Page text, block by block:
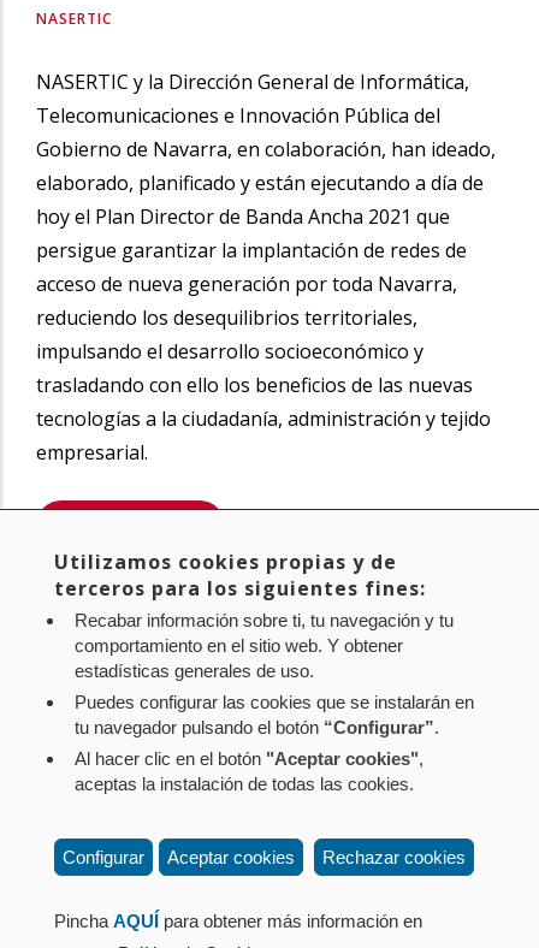
NASERTIC
NASERTIC y la Dirección General de Informática,
Telecomunicaciones e Innovación Pública del
Gobierno de Navarra, en colaboración, han ideado,
elaborado, planificado y están ejecutando a día de
hoy el Plan Director de Banda Ancha 2021 que
persigue garantizar la implantación de redes de
acceso de nueva generación por toda Navarra,
reduciendo los desequilibrios territoriales,
impulsando el desarrollo socioeconómico y
trasladando con ello los beneficios de las nuevas
tecnologías a la ciudadanía, administración y tejido
empresarial.
TwitterFacebook
Política de privacidad
Política de cookies
Contacto: Paseo de Sarasate nº 38, 2º Dcha - 31001
Pamplona (Navarra) Tel.: 848 42 08 72
corporacion@cpen.es
Utilizamos cookies propias y de
terceros para los siguientes fines:
Recabar información sobre ti, tu navegación y tu
comportamiento en el sitio web. Y obtener
estadísticas generales de uso.
Puedes configurar las cookies que se instalarán en
tu navegador pulsando el botón “Configurar”.
Al hacer clic en el botón "Aceptar cookies",
aceptas la instalación de todas las cookies.
Configurar Aceptar cookies Rechazar cookies
Pincha AQUÍ para obtener más información en